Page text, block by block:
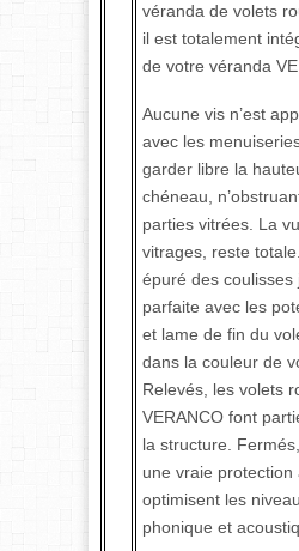
véranda de volets
il est totalement
de votre véranda
Aucune vis n’est
avec les
garder libre la
chéneau,
parties vitrées. La
vitrages, reste
épuré des coulisses
parfaite avec les
et lame de fin du
dans la couleur de
Relevés, les volets
VERANCO font
la structure.
une vraie
optimisent les
phonique et